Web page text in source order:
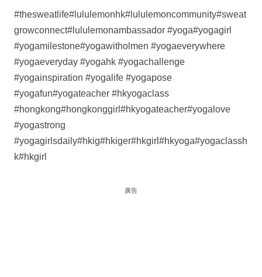
#thesweatlife#lululemonhk#lululemoncommunity#sweat
growconnect#lululemonambassador #yoga#yogagirl
#yogamilestone#yogawitholmen #yogaeverywhere
#yogaeveryday #yogahk #yogachallenge
#yogainspiration #yogalife #yogapose
#yogafun#yogateacher #hkyogaclass
#hongkong#hongkonggirl#hkyogateacher#yogalove
#yogastrong
#yogagirlsdaily#hkig#hkiger#hkgirl#hkyoga#yogaclassh
k#hkgirl
廣告